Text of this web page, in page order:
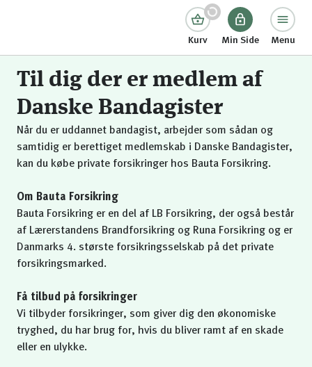
Kurv Min Side Menu
Til dig der er medlem af
Danske Bandagister
Når du er uddannet bandagist, arbejder som sådan og
samtidig er berettiget medlemskab i Danske Bandagister,
kan du købe private forsikringer hos Bauta Forsikring.
Om Bauta Forsikring
Bauta Forsikring er en del af LB Forsikring, der også består
af Lærerstandens Brandforsikring og Runa Forsikring og er
Danmarks 4. største forsikringsselskab på det private
forsikringsmarked.
Få tilbud på forsikringer
Vi tilbyder forsikringer, som giver dig den økonomiske
tryghed, du har brug for, hvis du bliver ramt af en skade
eller en ulykke.